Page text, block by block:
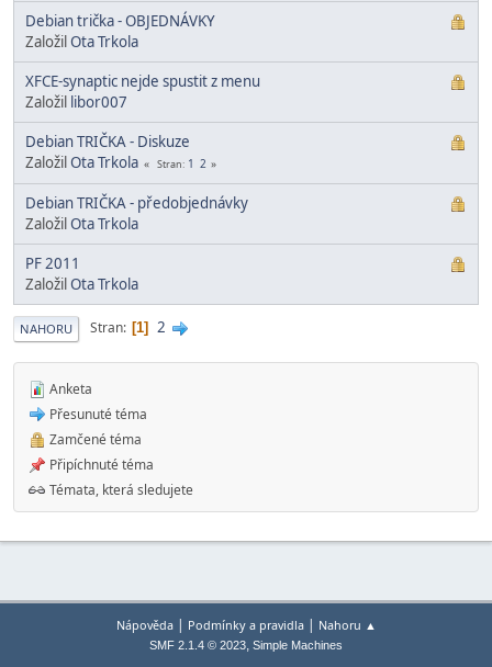
Debian trička - OBJEDNÁVKY
ZaložilOta Trkola
XFCE-synaptic nejde spustit z menu
Založil libor007
Debian TRIČKA - Diskuze
ZaložilOta Trkola Stran 1 2
Debian TRIČKA - předobjednávky
ZaložilOta Trkola
PF 2011
ZaložilOta Trkola
NAHORU Stran 1 2
Anketa
Přesunuté téma
Zamčené téma
Připíchnuté téma
Témata, která sledujete
Nápověda| Podmínky a pravidla| Nahoru ▲
SMF 2.1.4 © 2023, Simple Machines